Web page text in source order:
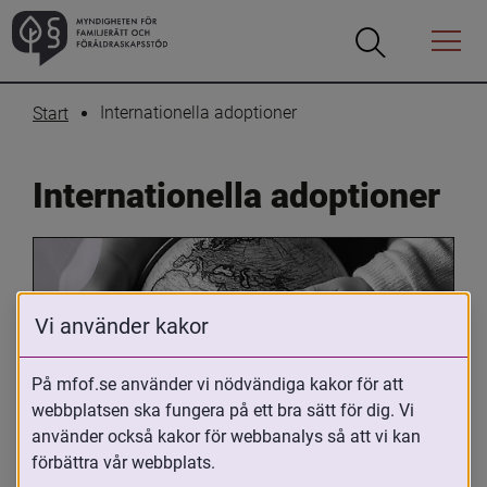
Öppna
Öppna
Menyn
Start Internationella adoptioner
Internationella adoptioner
Oavsett om du är adopterad,
adoptivförälder eller arbetar med
Vi använder kakor
På mfof.se använder vi nödvändiga kakor för att
webbplatsen ska fungera på ett bra sätt för dig. Vi
använder också kakor för webbanalys så att vi kan
förbättra vår webbplats.